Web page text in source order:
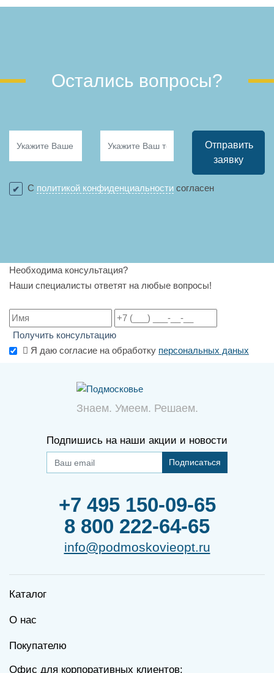
Остались вопросы?
Отправить
заявку
С политикой конфиденциальности согласен
Необходима консультация?
Наши специалисты ответят на любые вопросы!
Получить консультацию
Я даю согласие на обработку персональных даных
Знаем. Умеем. Решаем.
Подпишись на наши акции и новости
Подписаться
+7 495 150-09-65
8 800 222-64-65
info@podmoskovieopt.ru
Каталог
О нас
Покупателю
Офис для корпоративных клиентов: